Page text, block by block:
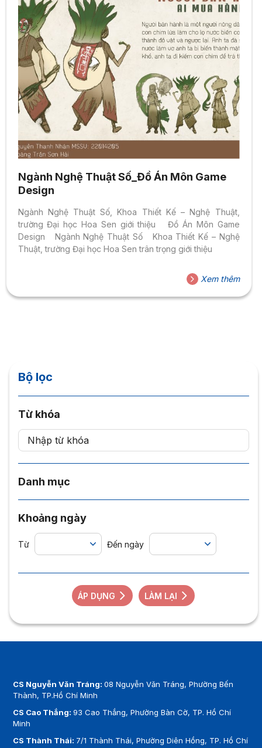
Ngành Nghệ Thuật Số_Đồ Án Môn Game
Design
Ngành Nghệ Thuật Số, Khoa Thiết Kế – Nghệ Thuật,
trường Đại học Hoa Sen giới thiệu Đồ Án Môn Game
Design Ngành Nghệ Thuật Số Khoa Thiết Kế – Nghệ
Thuật, trường Đại học Hoa Sen trân trọng giới thiệu
Xem thêm
Bộ lọc
Từ khóa
Danh mục
Khoảng ngày
Từ Đến ngày
ÁP DỤNG LÀM LẠI
CS Nguyễn Văn Tráng:
Thành, TP.Hồ Chí Minh